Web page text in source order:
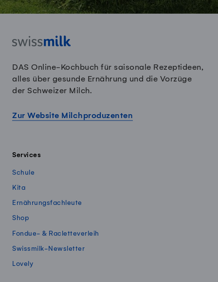
DAS Online-Kochbuch für saisonale Rezeptideen,
alles über gesunde Ernährung und die Vorzüge
der Schweizer Milch.
Zur Website Milchproduzenten
Services
Schule
Kita
Ernährungsfachleute
Shop
Fondue- & Racletteverleih
Swissmilk-Newsletter
Lovely